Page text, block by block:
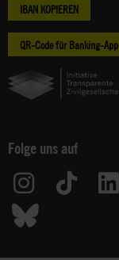
IBAN KOPIEREN
QR-Code für Banking-App
Folge uns auf